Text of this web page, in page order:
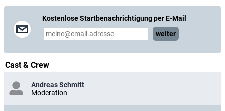
Kostenlose Startbenachrichtigung per E-Mail
weiter
Cast & Crew
Andreas Schmitt
Moderation